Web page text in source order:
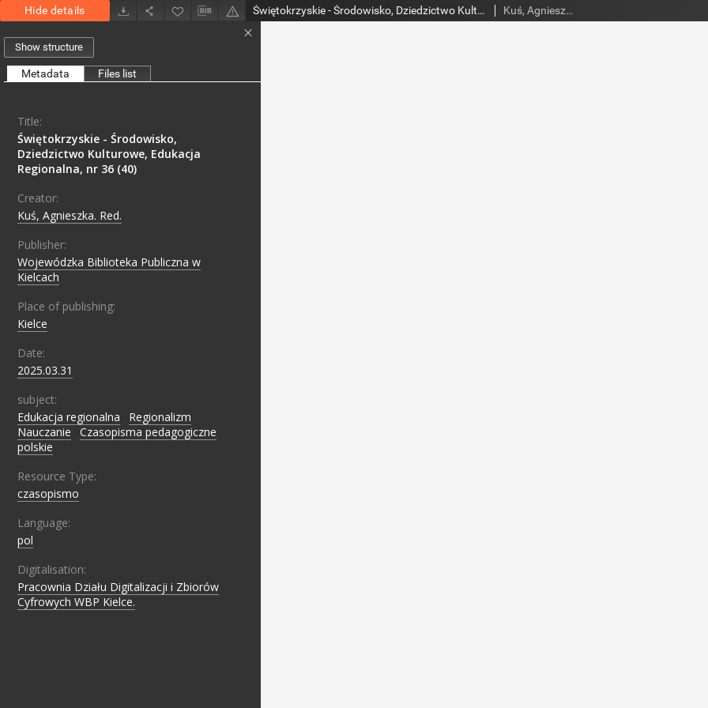
Hide details Świętokrzyskie - Środowisko, Dziedzictwo Kulturowe, Edukacja Regionalna, nr 36 (40) Kuś, Agnieszka. Red.
Show structure
Metadata Files list
Title:
Świętokrzyskie - Środowisko,
Dziedzictwo Kulturowe, Edukacja
Regionalna, nr 36 (40)
Creator:
Kuś, Agnieszka. Red.
Publisher:
Wojewódzka Biblioteka Publiczna w
Kielcach
Place of publishing:
Kielce
Date:
2025.03.31
subject:
Edukacja regionalna
Regionalizm
Nauczanie
Czasopisma pedagogiczne
polskie
Resource Type:
czasopismo
Language:
pol
Digitalisation:
Pracownia Działu Digitalizacji i Zbiorów
Cyfrowych WBP Kielce.